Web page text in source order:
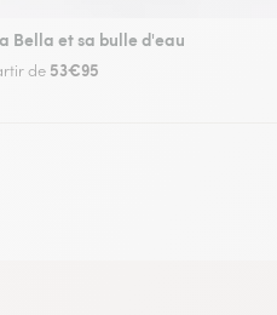
Bella et sa bulle d'eau
de 53€95